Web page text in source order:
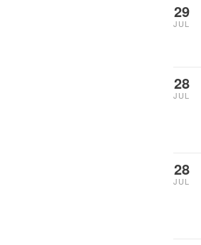
29
JUL
28
JUL
28
JUL